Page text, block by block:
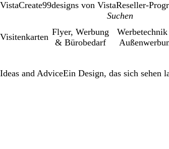
VistaCreate99designs von VistaReseller-
Visitenkarten
Flyer, Werbung
& Bürobedarf
Ideas and AdviceEin Design, das sich sehen